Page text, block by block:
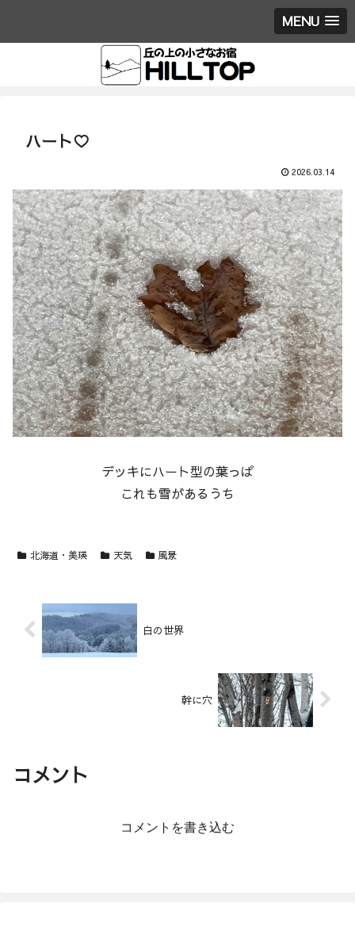
MENU
ハート♡
2026.03.14
デッキにハート型の葉っぱ
これも雪があるうち
北海道・美瑛 天気 風景
白の世界
幹に穴
コメント
コメントを書き込む